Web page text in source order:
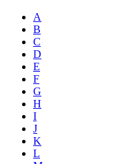
A
B
C
D
E
F
G
H
I
J
K
L